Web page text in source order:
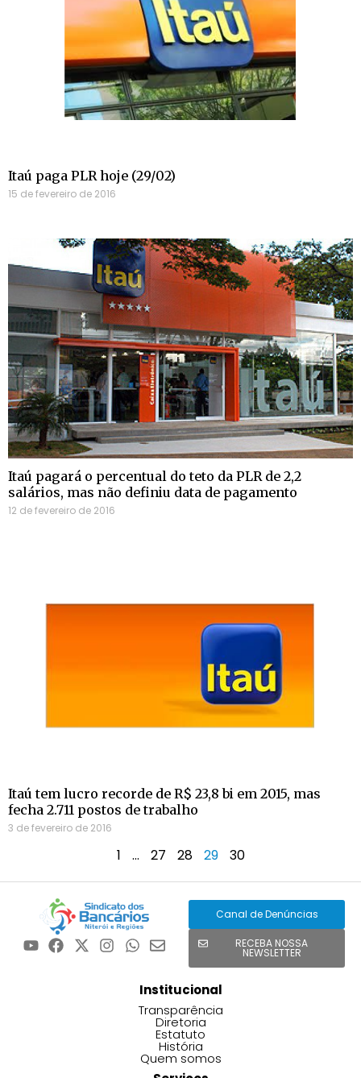
Itaú paga PLR hoje (29/02)
15 de fevereiro de 2016
Itaú pagará o percentual do teto da PLR de 2,2
salários, mas não definiu data de pagamento
12 de fevereiro de 2016
Itaú tem lucro recorde de R$ 23,8 bi em 2015, mas
fecha 2.711 postos de trabalho
3 de fevereiro de 2016
1 … 27 28 29 30
Canal de Denúncias
RECEBA NOSSA
NEWSLETTER
Institucional
Transparência
Diretoria
Estatuto
História
Quem somos